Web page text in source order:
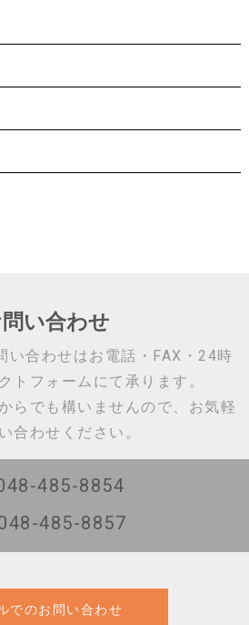
い合わせ
い合わせはお電話・FAX・24時
トフォームにて承ります。
らでも構いませんので、お気軽
合わせください。
485-8854
485-8857
でのお問い合わせ